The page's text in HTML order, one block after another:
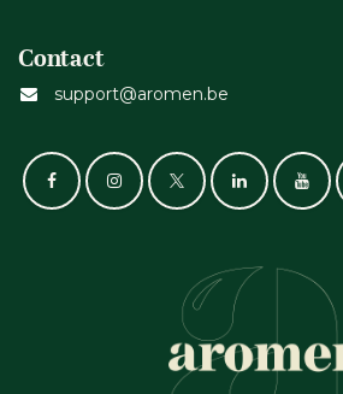
Contact
support@aromen.be